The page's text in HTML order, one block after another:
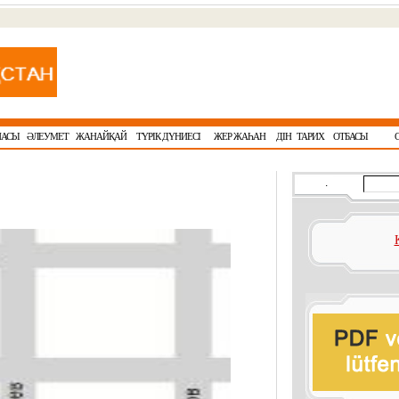
ӘЛЕУМЕТ ЖАНАЙҚАЙ ТҮРІК ДҮНИЕСІ ЖЕР ЖАҺАН ДІН ТАРИХ ОТБАСЫ
.